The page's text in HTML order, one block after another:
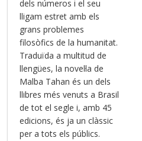
dels números i el seu
lligam estret amb els
grans problemes
filosòfics de la humanitat.
Traduïda a multitud de
llengües, la novel·la de
Malba Tahan és un dels
llibres més venuts a Brasil
de tot el segle i, amb 45
edicions, és ja un clàssic
per a tots els públics.